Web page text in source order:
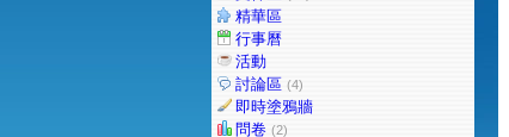
精華區
行事曆
活動
討論區 (4)
即時塗鴉牆
問卷 (2)